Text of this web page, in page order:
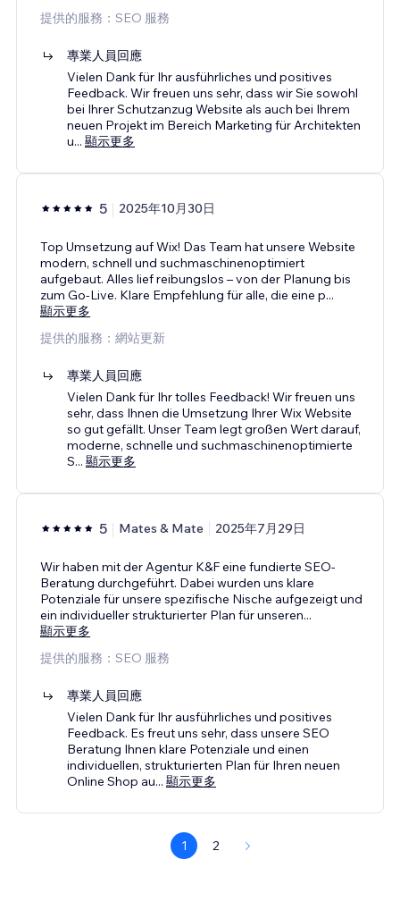
提供的服務：SEO 服務
專業人員回應
Vielen Dank für Ihr ausführliches und positives
Feedback. Wir freuen uns sehr, dass wir Sie sowohl
bei Ihrer Schutzanzug Website als auch bei Ihrem
neuen Projekt im Bereich Marketing für Architekten
u... 顯示更多
5 2025年10月30日
Top Umsetzung auf Wix! Das Team hat unsere Website
modern, schnell und suchmaschinenoptimiert
aufgebaut. Alles lief reibungslos – von der Planung bis
zum Go-Live. Klare Empfehlung für alle, die eine p...
顯示更多
提供的服務：網站更新
專業人員回應
Vielen Dank für Ihr tolles Feedback! Wir freuen uns
sehr, dass Ihnen die Umsetzung Ihrer Wix Website
so gut gefällt. Unser Team legt großen Wert darauf,
moderne, schnelle und suchmaschinenoptimierte
S... 顯示更多
5 Mates & Mate 2025年7月29日
Wir haben mit der Agentur K&F eine fundierte SEO-
Beratung durchgeführt. Dabei wurden uns klare
Potenziale für unsere spezifische Nische aufgezeigt und
ein individueller strukturierter Plan für unseren...
顯示更多
提供的服務：SEO 服務
專業人員回應
Vielen Dank für Ihr ausführliches und positives
Feedback. Es freut uns sehr, dass unsere SEO
Beratung Ihnen klare Potenziale und einen
individuellen, strukturierten Plan für Ihren neuen
Online Shop au... 顯示更多
1 2